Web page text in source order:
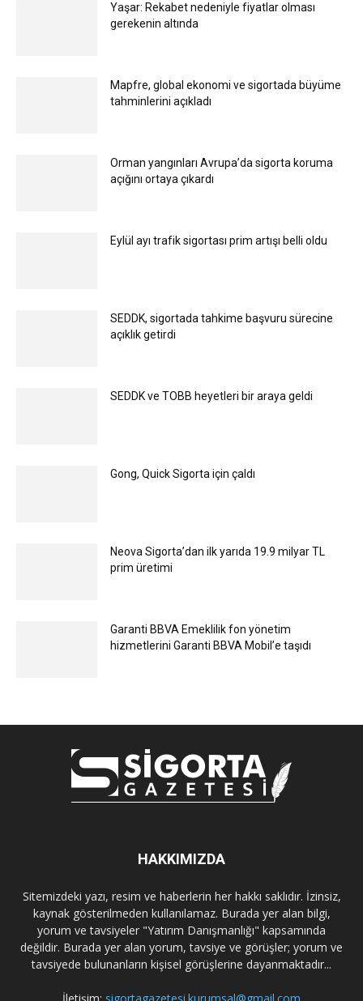
Yaşar: Rekabet nedeniyle fiyatlar olması
gerekenin altında
Mapfre, global ekonomi ve sigortada büyüme
tahminlerini açıkladı
Orman yangınları Avrupa’da sigorta koruma
açığını ortaya çıkardı
Eylül ayı trafik sigortası prim artışı belli oldu
SEDDK, sigortada tahkime başvuru sürecine
açıklık getirdi
SEDDK ve TOBB heyetleri bir araya geldi
Gong, Quick Sigorta için çaldı
Neova Sigorta’dan ilk yarıda 19.9 milyar TL
prim üretimi
Garanti BBVA Emeklilik fon yönetim
hizmetlerini Garanti BBVA Mobil’e taşıdı
HAKKIMIZDA
Sitemizdeki yazı, resim ve haberlerin her hakkı saklıdır. İzinsiz,
kaynak gösterilmeden kullanılamaz. Burada yer alan bilgi,
yorum ve tavsiyeler "Yatırım Danışmanlığı" kapsamında
değildir. Burada yer alan yorum, tavsiye ve görüşler; yorum ve
tavsiyede bulunanların kişisel görüşlerine dayanmaktadır...